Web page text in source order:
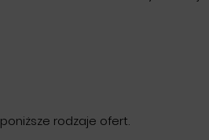
rodzaje ofert.